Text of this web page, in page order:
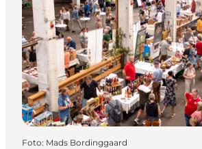
Foto: Mads Bordinggaard